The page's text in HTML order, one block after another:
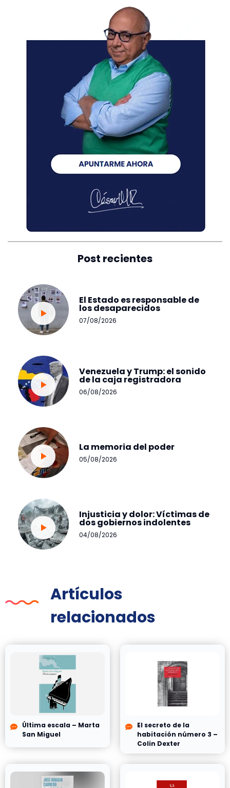
Post recientes
El Estado es responsable de
los desaparecidos
07/08/2026
Venezuela y Trump: el sonido
de la caja registradora
06/08/2026
La memoria del poder
05/08/2026
Injusticia y dolor: Víctimas de
dos gobiernos indolentes
04/08/2026
Artículos
relacionados
Última escala – Marta
San Miguel
El secreto de la
habitación número 3 –
Colin Dexter